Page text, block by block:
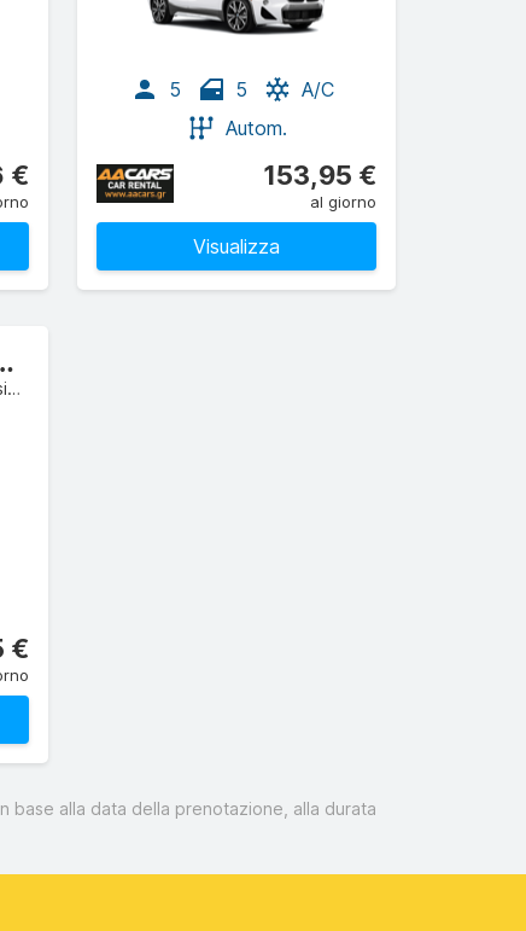
€
5 5
A/C
Autom.
153,95 €
al giorno
Visualizza
SUV
Mercedes-Benz GLE Coupe o simile
€
base alla data della prenotazione, alla durata